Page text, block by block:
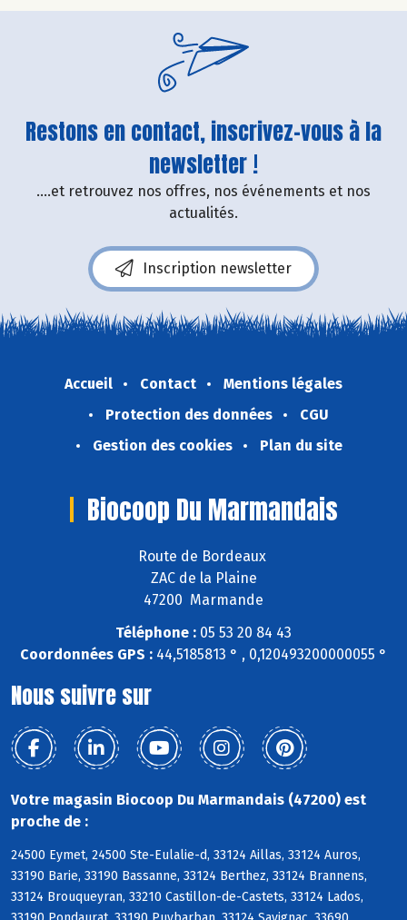
Restons en contact, inscrivez-vous à la
newsletter !
....et retrouvez nos offres, nos événements et nos
actualités.
Inscription newsletter
Accueil Contact
Mentions légales
Protection des données
CGU
Gestion des cookies
Plan du site
Biocoop Du Marmandais
Route de Bordeaux
ZAC de la Plaine
47200 Marmande
Téléphone : 05 53 20 84 43
Coordonnées GPS : 44,5185813 ° , 0,120493200000055 °
Nous suivre sur
Votre magasin Biocoop Du Marmandais (47200) est
proche de :
24500 Eymet, 24500 Ste-Eulalie-d, 33124 Aillas, 33124 Auros,
33190 Barie, 33190 Bassanne, 33124 Berthez, 33124 Brannens,
33124 Brouqueyran, 33210 Castillon-de-Castets, 33124 Lados,